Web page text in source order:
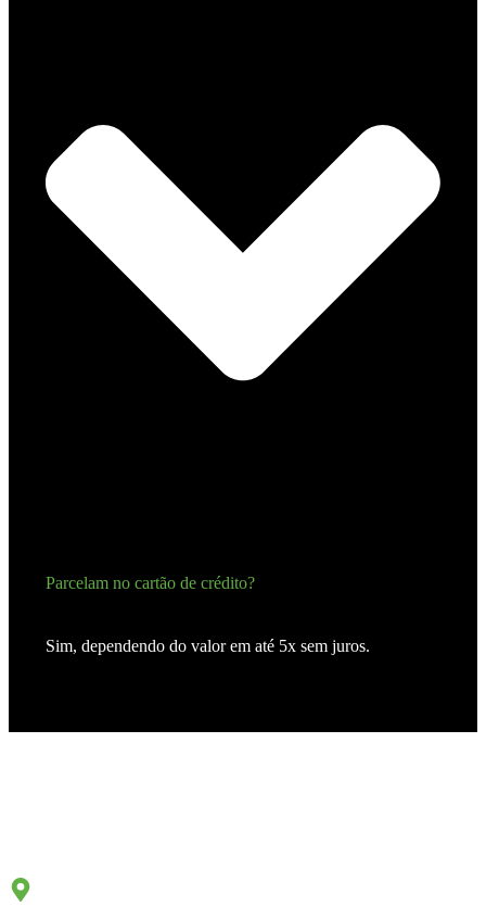
Parcelam no cartão de crédito?
Sim, dependendo do valor em até 5x sem juros.